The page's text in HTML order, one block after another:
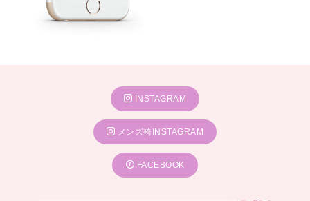
INSTAGRAM
メンズ袴INSTAGRAM
FACEBOOK